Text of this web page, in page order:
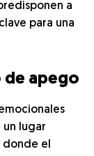
a
para una
de apego
un lugar
el